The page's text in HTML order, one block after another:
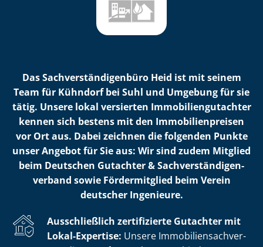
Das Sach­ver­stän­di­gen­bü­ro Heid ist mit seinem
Team für Kühndorf bei Suhl und Umgebung für sie
tätig. Unsere lokal versierten Im­mo­bi­li­en­gut­ach­ter
kennen sich bestens mit den Im­mo­bi­li­en­prei­sen
vor Ort aus. Dabei zeichnen die folgenden Punkte
unser Angebot für Sie aus: Wir sind zudem Mitglied
beim Deutschen Gutachter & Sach­ver­stän­di­gen­
ver­band sowie Fördermitglied beim Verein
deutscher Ingenieure.
Ausschließlich zertifizierte Gutachter mit
Lokal-Expertise: Unsere Im­mo­bi­li­en­sach­ver­